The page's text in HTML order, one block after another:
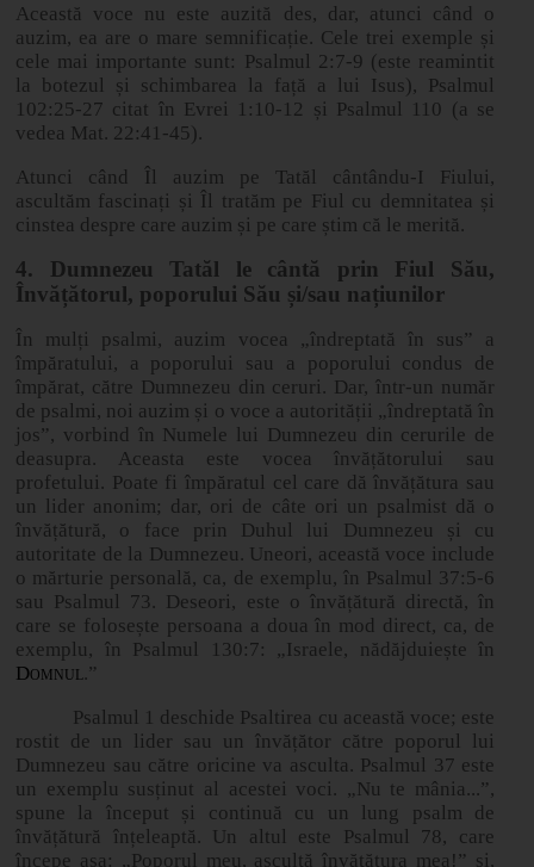
Această voce nu este auzită des, dar, atunci când o
auzim, ea are o mare semnificație. Cele trei exemple și
cele mai importante sunt: Psalmul 2:7‑9 (este reamintit
la botezul și schimbarea la față a lui Isus), Psalmul
102:25‑27 citat în Evrei 1:10‑ 12 și Psalmul 110 (a se
vedea Mat. 22:41 ‑45).
Atunci când Îl auzim pe Tatăl cântându-I Fiului,
ascultăm fascinați și Îl tratăm pe Fiul cu demnitatea și
cinstea despre care auzim și pe care știm că le merită.
4. Dumnezeu Tatăl le cântă prin Fiul Său,
Învățătorul, poporului Său și/sau națiunilor
În mulți psalmi, auzim vocea „îndreptată în sus” a
împăratului, a poporului sau a poporului condus de
împărat, către Dumnezeu din ceruri. Dar, într-un număr
de psalmi, noi auzim și o voce a autorității „îndreptată în
jos”, vorbind în Numele lui Dumnezeu din cerurile de
deasupra. Aceasta este vocea învățătorului sau
profetului. Poate fi împăratul cel care dă învățătura sau
un lider anonim; dar, ori de câte ori un psalmist dă o
învățătură, o face prin Duhul lui Dumnezeu și cu
autoritate de la Dumnezeu. Uneori, această voce include
o mărturie personală, ca, de exemplu, în Psalmul 37:5‑6
sau Psalmul 73. Deseori, este o învățătură directă, în
care se folosește persoana a doua în mod direct, ca, de
exemplu, în Psalmul 130:7: „Israele, nădăjduiește în
Domnul.”
Psalmul 1 deschide Psaltirea cu această voce; este
rostit de un lider sau un învățător către poporul lui
Dumnezeu sau către oricine va asculta. Psalmul 37 este
un exemplu susținut al acestei voci. „Nu te mânia...”,
spune la început și continuă cu un lung psalm de
învățătură înțeleaptă. Un altul este Psalmul 78, care
începe așa: „Poporul meu, ascultă învățătura mea!” și,